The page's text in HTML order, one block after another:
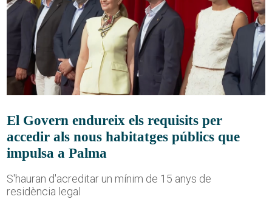
El Govern endureix els requisits per
accedir als nous habitatges públics que
impulsa a Palma
S'hauran d'acreditar un mínim de 15 anys de
residència legal